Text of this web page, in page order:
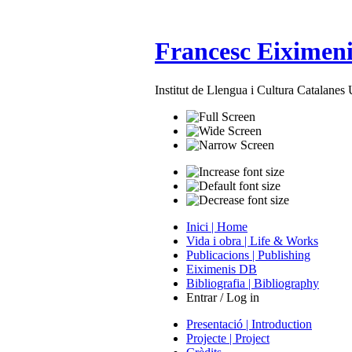
Francesc
Institut de Llengua i Cultura Catalanes
Inici | Home
Vida i obra | Life & Works
Publicacions | Publishing
Eiximenis DB
Bibliografia | Bibliography
Entrar / Log in
Presentació | Introduction
Projecte | Project